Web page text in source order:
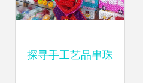
探寻手工艺品串珠